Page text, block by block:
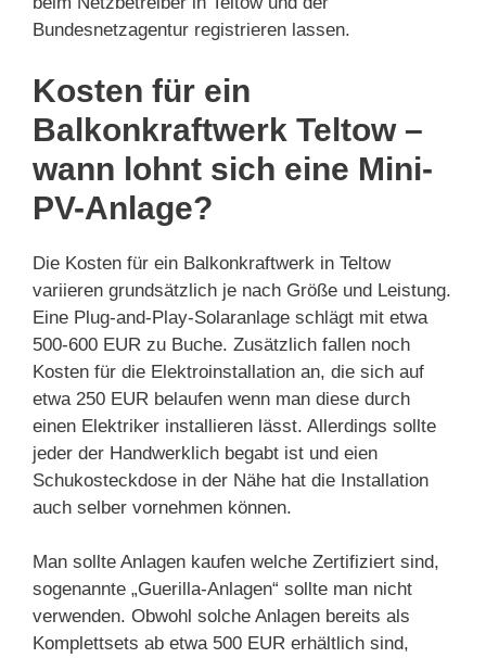
Bundesnetzagentur registrieren lassen.
Kosten für ein
Balkonkraftwerk Teltow –
wann lohnt sich eine Mini-
PV-Anlage?
Die Kosten für ein Balkonkraftwerk in Teltow
variieren grundsätzlich je nach Größe und Leistung.
Eine Plug-and-Play-Solaranlage schlägt mit etwa
500-600 EUR zu Buche. Zusätzlich fallen noch
Kosten für die Elektroinstallation an, die sich auf
etwa 250 EUR belaufen wenn man diese durch
einen Elektriker installieren lässt. Allerdings sollte
jeder der Handwerklich begabt ist und eien
Schukosteckdose in der Nähe hat die Installation
auch selber vornehmen können.
Man sollte Anlagen kaufen welche Zertifiziert sind,
sogenannte „Guerilla-Anlagen“ sollte man nicht
verwenden. Obwohl solche Anlagen bereits als
Komplettsets ab etwa 500 EUR erhältlich sind,